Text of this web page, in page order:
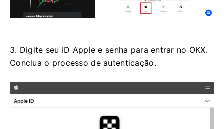
3. Digite seu ID Apple e senha para entrar no OKX.
Conclua o processo de autenticação.